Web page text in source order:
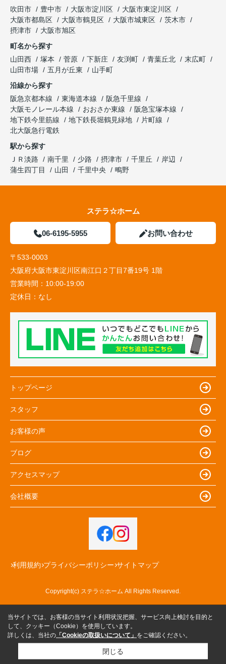
吹田市
豊中市 大阪市淀川区
大阪市東淀川区
大阪市都島区
大阪市鶴見区 大阪市城東区
茨木市
摂津市
大阪市旭区
町名から探す
山田西
塚本 菅原 下新庄 友渕町 青葉丘北
末広町
山田市場
五月が丘東
山手町
沿線から探す
阪急京都本線
東海道本線
阪急千里線
大阪モノレール本線
おおさか東線
阪急宝塚本線
地下鉄今里筋線
地下鉄長堀鶴見緑地
片町線
北大阪急行電鉄
駅から探す
ＪＲ淡路
南千里 少路 摂津市 千里丘
岸辺
蒲生四丁目
山田 千里中央 鴫野
ステラ☆ホーム
06-6195-5955 お問い合わせ
〒533-0003
大阪府大阪市東淀川区南江口２丁目7番19号 1階
営業時間： 10:00-19:00
定休日： なし
トップページ
スタッフ
お客様の声
ブログ
アクセスマップ
会社概要
利用規約 プライバシーポリシー サイトマップ
Copyright(c) ステラ☆ホーム All Rights Reserved.
当サイトでは、お客様の当サイト利用状況把握、サービス向上検討を目的と
して、クッキー（Cookie）を使用しています。
詳しくは、当社の 「Cookieの取扱いについて」 をご確認ください。
閉じる